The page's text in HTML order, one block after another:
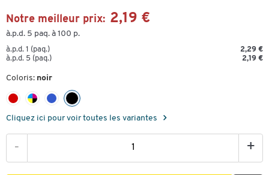
Notre meilleur prix: 2,19 €
à.p.d. 5 paq. à 100 p.
à.p.d. 1 (paq.)
2,29 €
à.p.d. 5 (paq.)
2,19 €
Coloris: noir
Cliquez ici pour voir toutes les variantes
- +